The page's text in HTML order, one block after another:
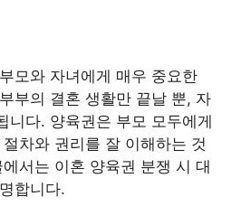
모와 자녀에게 매우 중요한
부의 결혼 생활만 끝날 뿐, 자
니다. 양육권은 부모 모두에게
차와 권리를 잘 이해하는 것
서는 이혼 양육권 분쟁 시 대
합니다.